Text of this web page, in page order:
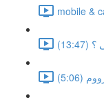
(5:06)